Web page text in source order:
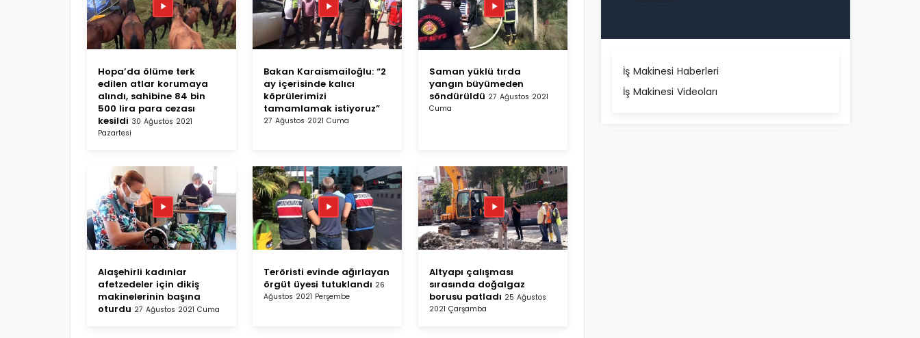
Hopa’da ölüme terk
edilen atlar korumaya
alındı, sahibine 84 bin
500 lira para cezası
kesildi 30 Ağustos 2021
Pazartesi
Bakan Karaismailoğlu: “2
ay içerisinde kalıcı
köprülerimizi
tamamlamak istiyoruz”
27 Ağustos 2021 Cuma
Saman yüklü tırda
yangın büyümeden
söndürüldü 27 Ağustos 2021
Cuma
Alaşehirli kadınlar
afetzedeler için dikiş
makinelerinin başına
oturdu 27 Ağustos 2021 Cuma
Teröristi evinde ağırlayan
örgüt üyesi tutuklandı 26
Ağustos 2021 Perşembe
Altyapı çalışması
sırasında doğalgaz
borusu patladı 25 Ağustos
2021 Çarşamba
İş Makinesi Haberleri
İş Makinesi Videoları